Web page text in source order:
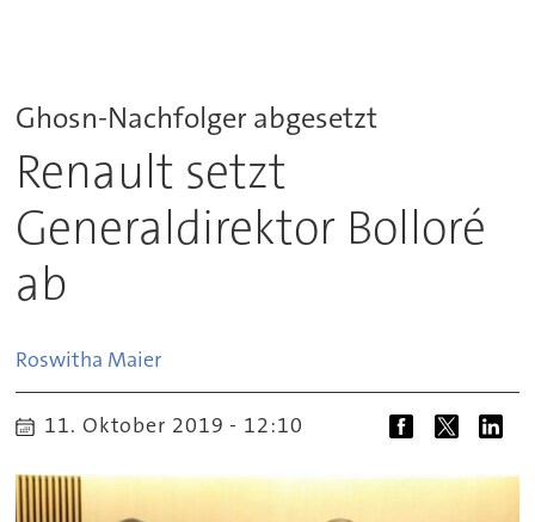
Ghosn-Nachfolger abgesetzt
Renault setzt
Generaldirektor Bolloré
ab
Roswitha Maier
11. Oktober 2019 - 12:10